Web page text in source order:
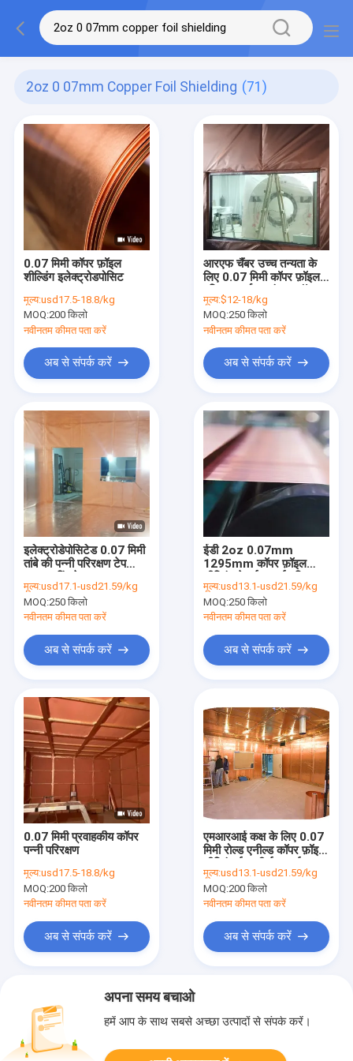
2oz 0 07mm Copper Foil Shielding (71)
0.07 मिमी कॉपर फ़ॉइल
शील्डिंग इलेक्ट्रोडपोसिट
मूल्य:usd17.5-18.8/kg
MOQ:200 किलो
नवीनतम कीमत पता करें
अब से संपर्क करें
आरएफ चैंबर उच्च तन्यता के
लिए 0.07 मिमी कॉपर फ़ॉइल
मूल्य:$12-18/kg
MOQ:250 किलो
नवीनतम कीमत पता करें
अब से संपर्क करें
इलेक्ट्रोडेपोसिटेड 0.07 मिमी
तांबे की पन्नी परिरक्षण टेप
मूल्य:usd17.1-usd21.59/kg
MOQ:250 किलो
नवीनतम कीमत पता करें
अब से संपर्क करें
ईडी 2oz 0.07mm
1295mm कॉपर फ़ॉइल
मूल्य:usd13.1-usd21.59/kg
MOQ:250 किलो
नवीनतम कीमत पता करें
अब से संपर्क करें
0.07 मिमी प्रवाहकीय कॉपर
पन्नी परिरक्षण
मूल्य:usd17.5-18.8/kg
MOQ:200 किलो
नवीनतम कीमत पता करें
अब से संपर्क करें
एमआरआई कक्ष के लिए 0.07
मिमी रोल्ड एनील्ड कॉपर फ़ॉइल
आरएफ शील्ड
मूल्य:usd13.1-usd21.59/kg
MOQ:200 किलो
नवीनतम कीमत पता करें
अब से संपर्क करें
अपना समय बचाओ
हमें आप के साथ सबसे अच्छा उत्पादों से संपर्क करें।